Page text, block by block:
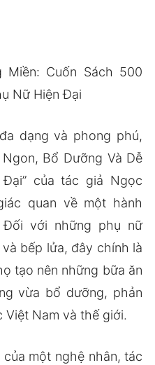
Miền: Cuốn Sách 500
Nữ Hiện Đại
dạng và phong phú,
Bổ Dưỡng Và Dễ
của tác giả Ngọc
quan về một hành
với những phụ nữ
bếp lửa, đây chính là
tạo nên những bữa ăn
vừa bổ dưỡng, phản
Việt Nam và thế giới.
một nghệ nhân, tác